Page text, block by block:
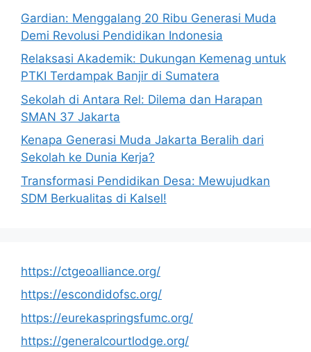
Gardian: Menggalang 20 Ribu Generasi Muda
Demi Revolusi Pendidikan Indonesia
Relaksasi Akademik: Dukungan Kemenag untuk
PTKI Terdampak Banjir di Sumatera
Sekolah di Antara Rel: Dilema dan Harapan
SMAN 37 Jakarta
Kenapa Generasi Muda Jakarta Beralih dari
Sekolah ke Dunia Kerja?
Transformasi Pendidikan Desa: Mewujudkan
SDM Berkualitas di Kalsel!
https://ctgeoalliance.org/
https://escondidofsc.org/
https://eurekaspringsfumc.org/
https://generalcourtlodge.org/